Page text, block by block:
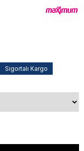
Sigortalı Kargo